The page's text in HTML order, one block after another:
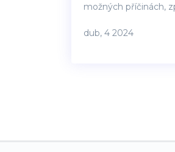
možných příčinách,
s praktickými radami,
dub, 4 2024